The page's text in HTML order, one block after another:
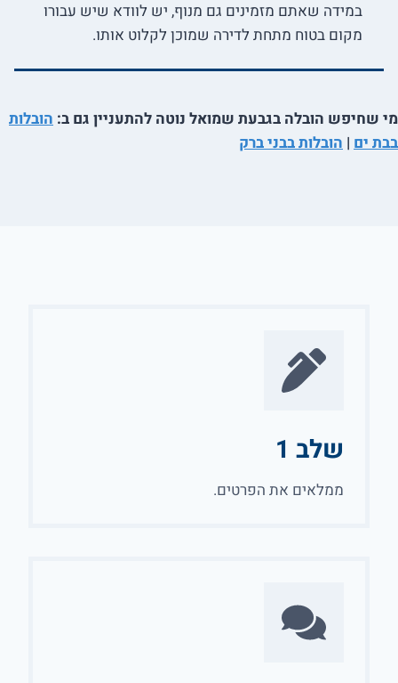
במידה שאתם מזמינים גם מנוף, יש לוודא שיש עבורו
מקום בטוח מתחת לדירה שמוכן לקלוט אותו.
מי שחיפש הובלה בגבעת שמואל נוטה להתעניין גם ב: הובלות
בבת ים | הובלות בבני ברק
שלב 1
ממלאים את הפרטים.